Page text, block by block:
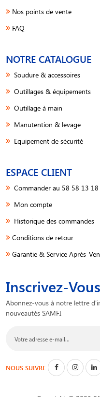
Nos points de vente
FAQ
NOTRE CATALOGUE
Soudure & accessoires
Outillages & équipements
Outillage à main
Manutention & levage
Equipement de sécurité
ESPACE CLIENT
Commander au 58 58 13 18
Mon compte
Historique des commandes
Conditions de retour
Garantie & Service Après-
Inscrivez-
Abonnez-vous à notre lettre
nouveautés SAMFI
NOUS SUIVRE